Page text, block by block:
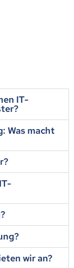
IT-
Was macht
wir an?